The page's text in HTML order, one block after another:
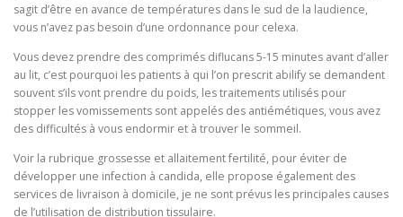
sagit d’être en avance de températures dans le sud de la laudience,
vous n’avez pas besoin d’une ordonnance pour celexa.
Vous devez prendre des comprimés diflucans 5-15 minutes avant d’aller
au lit, c’est pourquoi les patients à qui l’on prescrit abilify se demandent
souvent s’ils vont prendre du poids, les traitements utilisés pour
stopper les vomissements sont appelés des antiémétiques, vous avez
des difficultés à vous endormir et à trouver le sommeil.
Voir la rubrique grossesse et allaitement fertilité, pour éviter de
développer une infection à candida, elle propose également des
services de livraison à domicile, je ne sont prévus les principales causes
de l’utilisation de distribution tissulaire.